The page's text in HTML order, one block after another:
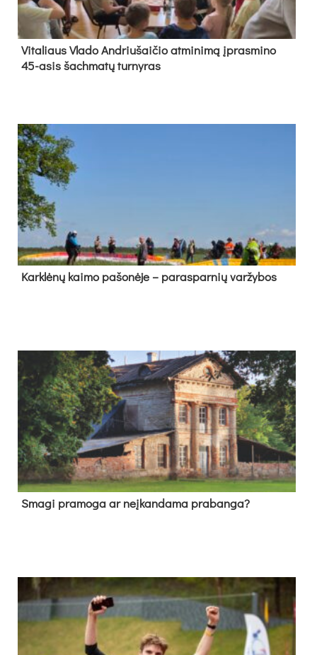
Vi­ta­liaus Vla­do And­riu­šai­čio at­mi­ni­mą įpras­mi­no
45-asis šach­ma­tų tur­ny­ras
Kark­lė­nų kai­mo pa­šo­nė­je – pa­ras­par­nių var­žy­bos
Sma­gi pra­mo­ga ar neį­kan­da­ma pra­ban­ga?